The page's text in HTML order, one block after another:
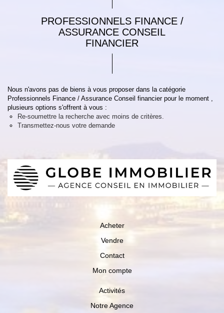
PROFESSIONNELS FINANCE /
ASSURANCE CONSEIL
FINANCIER
Nous n'avons pas de biens à vous proposer dans la catégorie
Professionnels Finance / Assurance Conseil financier pour le moment ,
plusieurs options s'offrent à vous :
Re-soumettre la recherche avec moins de critères.
Transmettez-nous votre demande
Acheter
Vendre
Contact
Mon compte
Activités
Notre Agence